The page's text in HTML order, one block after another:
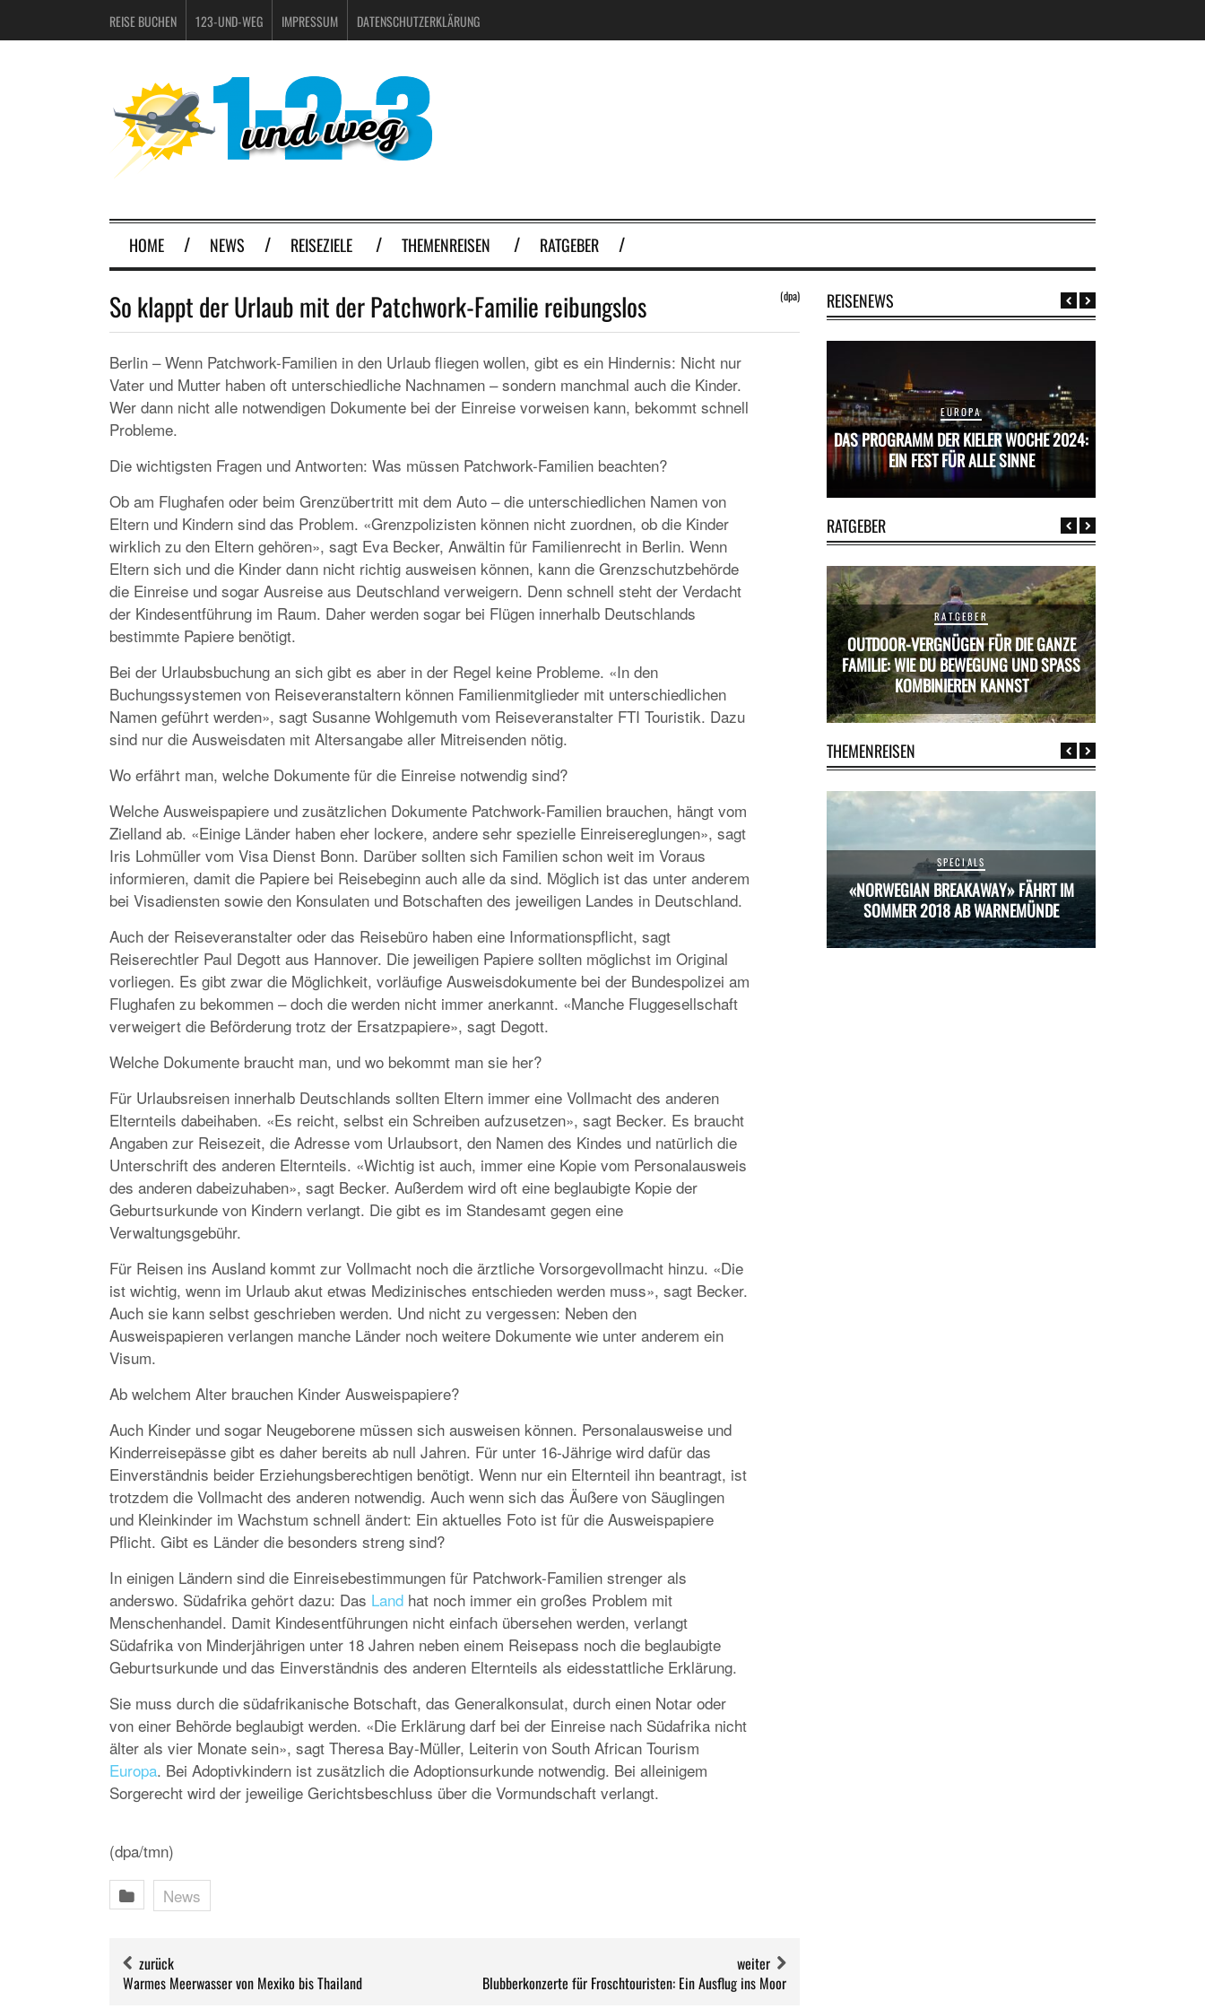
REISE BUCHEN 123-UND-WEG IMPRESSUM DATENSCHUTZERKLÄRUNG
HOME NEWS REISEZIELE THEMENREISEN RATGEBER
So klappt der Urlaub mit der Patchwork-Familie reibungslos (dpa)
Berlin – Wenn Patchwork-Familien in den Urlaub fliegen wollen, gibt es ein Hindernis: Nicht nur
Vater und Mutter haben oft unterschiedliche Nachnamen – sondern manchmal auch die Kinder.
Wer dann nicht alle notwendigen Dokumente bei der Einreise vorweisen kann, bekommt schnell
Probleme.
Die wichtigsten Fragen und Antworten: Was müssen Patchwork-Familien beachten?
Ob am Flughafen oder beim Grenzübertritt mit dem Auto – die unterschiedlichen Namen von
Eltern und Kindern sind das Problem. «Grenzpolizisten können nicht zuordnen, ob die Kinder
wirklich zu den Eltern gehören», sagt Eva Becker, Anwältin für Familienrecht in Berlin. Wenn
Eltern sich und die Kinder dann nicht richtig ausweisen können, kann die Grenzschutzbehörde
die Einreise und sogar Ausreise aus Deutschland verweigern. Denn schnell steht der Verdacht
der Kindesentführung im Raum. Daher werden sogar bei Flügen innerhalb Deutschlands
bestimmte Papiere benötigt.
Bei der Urlaubsbuchung an sich gibt es aber in der Regel keine Probleme. «In den
Buchungssystemen von Reiseveranstaltern können Familienmitglieder mit unterschiedlichen
Namen geführt werden», sagt Susanne Wohlgemuth vom Reiseveranstalter FTI Touristik. Dazu
sind nur die Ausweisdaten mit Altersangabe aller Mitreisenden nötig.
Wo erfährt man, welche Dokumente für die Einreise notwendig sind?
Welche Ausweispapiere und zusätzlichen Dokumente Patchwork-Familien brauchen, hängt vom
Zielland ab. «Einige Länder haben eher lockere, andere sehr spezielle Einreisereglungen», sagt
Iris Lohmüller vom Visa Dienst Bonn. Darüber sollten sich Familien schon weit im Voraus
informieren, damit die Papiere bei Reisebeginn auch alle da sind. Möglich ist das unter anderem
bei Visadiensten sowie den Konsulaten und Botschaften des jeweiligen Landes in Deutschland.
Auch der Reiseveranstalter oder das Reisebüro haben eine Informationspflicht, sagt
Reiserechtler Paul Degott aus Hannover. Die jeweiligen Papiere sollten möglichst im Original
vorliegen. Es gibt zwar die Möglichkeit, vorläufige Ausweisdokumente bei der Bundespolizei am
Flughafen zu bekommen – doch die werden nicht immer anerkannt. «Manche Fluggesellschaft
verweigert die Beförderung trotz der Ersatzpapiere», sagt Degott.
Welche Dokumente braucht man, und wo bekommt man sie her?
Für Urlaubsreisen innerhalb Deutschlands sollten Eltern immer eine Vollmacht des anderen
Elternteils dabeihaben. «Es reicht, selbst ein Schreiben aufzusetzen», sagt Becker. Es braucht
Angaben zur Reisezeit, die Adresse vom Urlaubsort, den Namen des Kindes und natürlich die
Unterschrift des anderen Elternteils. «Wichtig ist auch, immer eine Kopie vom Personalausweis
des anderen dabeizuhaben», sagt Becker. Außerdem wird oft eine beglaubigte Kopie der
Geburtsurkunde von Kindern verlangt. Die gibt es im Standesamt gegen eine
Verwaltungsgebühr.
Für Reisen ins Ausland kommt zur Vollmacht noch die ärztliche Vorsorgevollmacht hinzu. «Die
ist wichtig, wenn im Urlaub akut etwas Medizinisches entschieden werden muss», sagt Becker.
Auch sie kann selbst geschrieben werden. Und nicht zu vergessen: Neben den
Ausweispapieren verlangen manche Länder noch weitere Dokumente wie unter anderem ein
Visum.
Ab welchem Alter brauchen Kinder Ausweispapiere?
Auch Kinder und sogar Neugeborene müssen sich ausweisen können. Personalausweise und
Kinderreisepässe gibt es daher bereits ab null Jahren. Für unter 16-Jährige wird dafür das
Einverständnis beider Erziehungsberechtigen benötigt. Wenn nur ein Elternteil ihn beantragt, ist
trotzdem die Vollmacht des anderen notwendig. Auch wenn sich das Äußere von Säuglingen
und Kleinkinder im Wachstum schnell ändert: Ein aktuelles Foto ist für die Ausweispapiere
Pflicht. Gibt es Länder die besonders streng sind?
In einigen Ländern sind die Einreisebestimmungen für Patchwork-Familien strenger als
anderswo. Südafrika gehört dazu: Das Land hat noch immer ein großes Problem mit
Menschenhandel. Damit Kindesentführungen nicht einfach übersehen werden, verlangt
Südafrika von Minderjährigen unter 18 Jahren neben einem Reisepass noch die beglaubigte
Geburtsurkunde und das Einverständnis des anderen Elternteils als eidesstattliche Erklärung.
Sie muss durch die südafrikanische Botschaft, das Generalkonsulat, durch einen Notar oder
von einer Behörde beglaubigt werden. «Die Erklärung darf bei der Einreise nach Südafrika nicht
älter als vier Monate sein», sagt Theresa Bay-Müller, Leiterin von South African Tourism
Europa. Bei Adoptivkindern ist zusätzlich die Adoptionsurkunde notwendig. Bei alleinigem
Sorgerecht wird der jeweilige Gerichtsbeschluss über die Vormundschaft verlangt.
(dpa/tmn)
News
zurück
Warmes Meerwasser von Mexiko bis Thailand
weiter
Blubberkonzerte für Froschtouristen: Ein Ausflug ins Moor
REISENEWS
EUROPA EUROPA
DAS PROGRAMM DER KIELER WOCHE 2024:
EIN FEST FÜR ALLE SINNE
RATGEBER
PREISVORTEILE
RATGEBER
OUTDOOR-VERGNÜGEN FÜR DIE GANZE
FAMILIE: WIE DU BEWEGUNG UND SPASS K
OMBINIEREN KANNST
THEMENREISEN
SPECIALS
«NORWEGIAN BREAKAWAY» FÄHRT IM
SOMMER 2018 AB WARNEMÜNDE
SPECIALS
«NORWEGIAN BREAKAWAY» FÄHRT IM
SOMMER 2018 AB WARNEMÜNDE